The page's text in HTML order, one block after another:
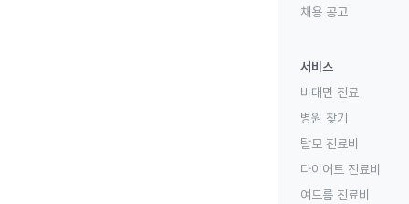
채용 공고
서비스
비대면 진료
병원 찾기
탈모 진료비
다이어트 진료비
여드름 진료비